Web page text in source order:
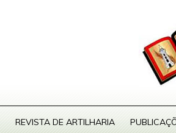
REVISTA DE ARTILHARIA